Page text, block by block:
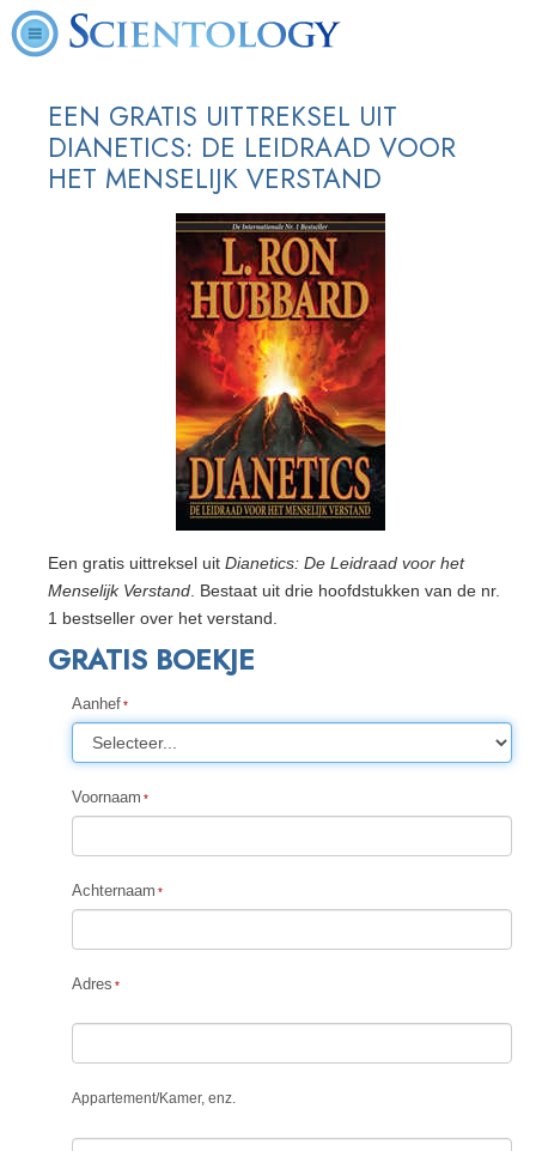
EEN GRATIS UITTREKSEL UIT
DIANETICS: DE LEIDRAAD VOOR
HET MENSELIJK VERSTAND
Een gratis uittreksel uit Dianetics: De Leidraad voor het
Menselijk Verstand . Bestaat uit drie hoofdstukken van de nr.
1 bestseller over het verstand.
GRATIS BOEKJE
Aanhef
Voornaam
Achternaam
Adres
Appartement/Kamer, enz.